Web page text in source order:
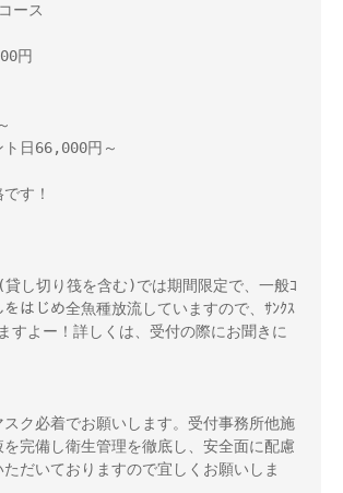
ース
円
ト日66,000円～
す！
貸し切り筏を含む)では期間限定で、一般ｺ
をはじめ全魚種放流していますので、ｻﾝｸｽ
すよー！詳しくは、受付の際にお聞きに
スク必着でお願いします。受付事務所他施
完備し衛生管理を徹底し、安全面に配慮
ただいておりますので宜しくお願いしま